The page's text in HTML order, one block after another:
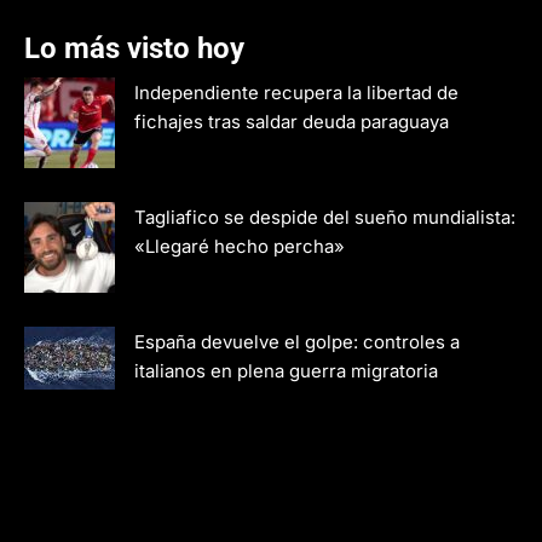
Lo más visto hoy
Independiente recupera la libertad de
fichajes tras saldar deuda paraguaya
Tagliafico se despide del sueño mundialista:
«Llegaré hecho percha»
España devuelve el golpe: controles a
italianos en plena guerra migratoria